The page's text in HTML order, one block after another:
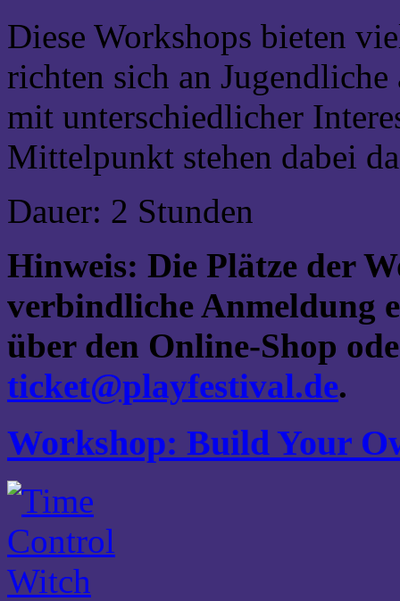
Diese Workshops bieten
richten sich an Jugendliche
mit unterschiedlicher
Mittelpunkt stehen dabei
Dauer: 2 Stunden
Hinweis: Die Plätze der
verbindliche Anmeldung
über den Online-Shop
ticket@playfestival.de.
Workshop: Build Your